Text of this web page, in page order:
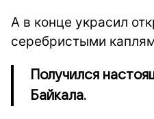
А в конце украсил
серебристыми
Получился
Байкала.